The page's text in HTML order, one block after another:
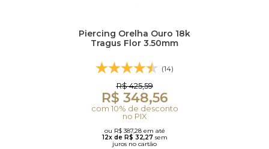
Piercing Orelha Ouro 18k
Tragus Flor 3.50mm
(14)
R$ 425,59
R$ 348,56
com 10% de desconto
no PIX
ou R$ 387,28 em até
12x de R$ 32,27 sem
juros no cartão